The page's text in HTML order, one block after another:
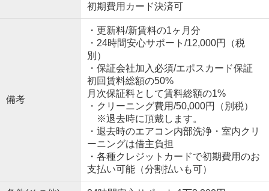
初期費用カード決済可
備考
・更新料/新賃料の1ヶ月分
・24時間安心サポート/12,000円（税
別）
・保証会社加入必須/エポスカード保証
初回賃料総額の50%
月次保証料として賃料総額の1%
・クリーニング費用/50,000円（別税）
※退去時に頂戴します。
・退去時のエアコン内部洗浄・室内クリ
ーニングは借主負担
・各種クレジットカードで初期費用のお
支払い可能（分割払いも可）